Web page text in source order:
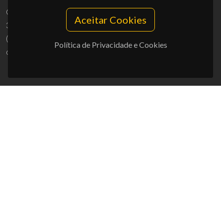
Aceitar Cookies
Política de Privacidade e Cookies
Campus Universitário de Santiago
3810-193 Aveiro - Portugal
(+351) 234 370 200
ciceco@ua.pt